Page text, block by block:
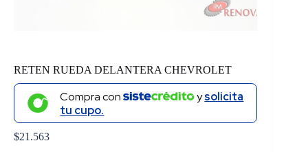
RETEN RUEDA DELANTERA CHEVROLET
Compra con ysolicita
tu cupo.
$21.563